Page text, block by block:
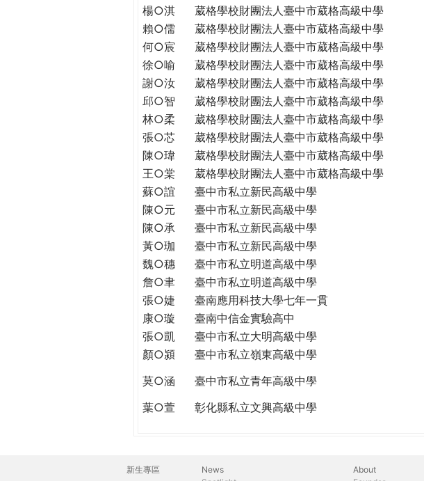
楊○淇
葳格學校財團法人臺中市葳格高級中學
賴○儒
葳格學校財團法人臺中市葳格高級中學
何○宸
葳格學校財團法人臺中市葳格高級中學
徐○喻
葳格學校財團法人臺中市葳格高級中學
謝○汝
葳格學校財團法人臺中市葳格高級中學
邱○智
葳格學校財團法人臺中市葳格高級中學
林○柔
葳格學校財團法人臺中市葳格高級中學
張○芯
葳格學校財團法人臺中市葳格高級中學
陳○瑋
葳格學校財團法人臺中市葳格高級中學
王○棠
葳格學校財團法人臺中市葳格高級中學
蘇○誼
臺中市私立新民高級中學
陳○元
臺中市私立新民高級中學
陳○承
臺中市私立新民高級中學
黃○珈
臺中市私立新民高級中學
魏○穗
臺中市私立明道高級中學
詹○聿
臺中市私立明道高級中學
張○婕
臺南應用科技大學七年一貫
康○璇
臺南中信金實驗高中
張○凱
臺中市私立大明高級中學
顏○潁
臺中市私立嶺東高級中學
莫○涵
臺中市私立青年高級中學
葉○萱
彰化縣私立文興高級中學
主
新生專區
News
About